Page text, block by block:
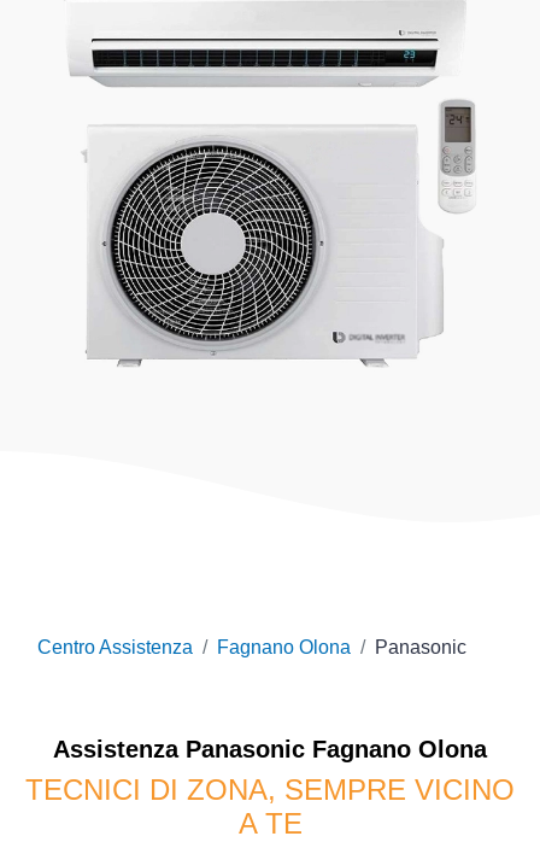
Centro Assistenza Fagnano Olona Panasonic
Assistenza Panasonic Fagnano Olona
TECNICI DI ZONA, SEMPRE VICINO
A TE